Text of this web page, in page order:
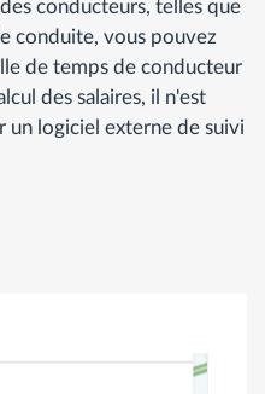
conducteurs, telles que
conduite, vous pouvez
de temps de conducteur
des salaires, il n'est
un logiciel externe de suivi